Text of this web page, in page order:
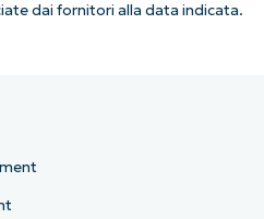
dai fornitori alla data indicata.